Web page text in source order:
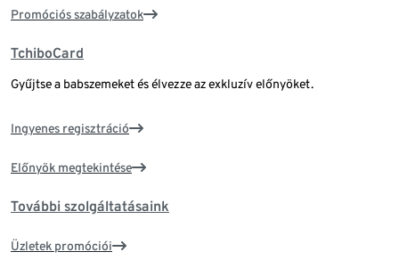
Promóciós szabályzatok
TchiboCard
Gyűjtse a babszemeket és élvezze az exkluzív előnyöket.
Ingyenes regisztráció
Előnyök megtekintése
További szolgáltatásaink
Üzletek promóciói